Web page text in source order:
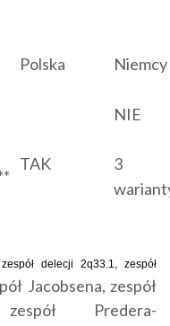
Polska Niemcy
TAK
NIE
3
delecji 2q33.1, zespół
Jacobsena, zespół
Predera-